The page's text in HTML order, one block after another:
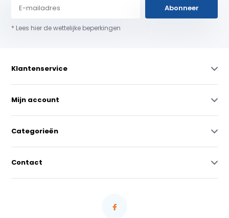
Abonneer
* Lees hier de wettelijke beperkingen
Klantenservice
Mijn account
Categorieën
Contact